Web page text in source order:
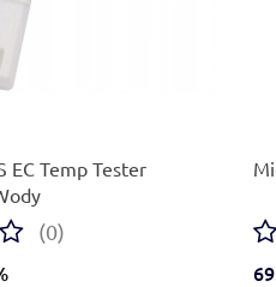
EC Temp Tester
(0)